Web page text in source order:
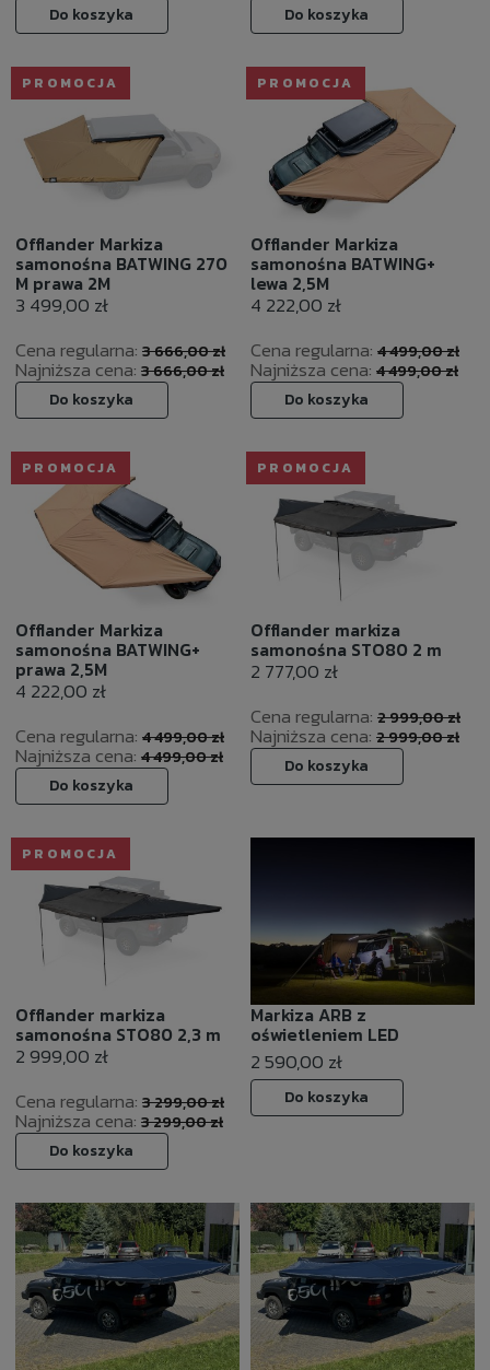
Do koszyka
Do koszyka
Offlander Markiza
samonośna BATWING 270
M prawa 2M
3 499,00 zł
Cena regularna: 3 666,00 zł
Najniższa cena: 3 666,00 zł
Do koszyka
PROMOCJA
Offlander Markiza
samonośna BATWING+
lewa 2,5M
4 222,00 zł
Cena regularna: 4 499,00 zł
Najniższa cena: 4 499,00 zł
Do koszyka
PROMOCJA
Offlander Markiza
samonośna BATWING+
prawa 2,5M
4 222,00 zł
Cena regularna: 4 499,00 zł
Najniższa cena: 4 499,00 zł
Do koszyka
PROMOCJA
Offlander markiza
samonośna STO80 2 m
2 777,00 zł
Cena regularna: 2 999,00 zł
Najniższa cena: 2 999,00 zł
Do koszyka
PROMOCJA
Offlander markiza
samonośna STO80 2,3 m
2 999,00 zł
Cena regularna: 3 299,00 zł
Najniższa cena: 3 299,00 zł
Do koszyka
PROMOCJA
Markiza ARB z
oświetleniem LED
2 590,00 zł
Do koszyka